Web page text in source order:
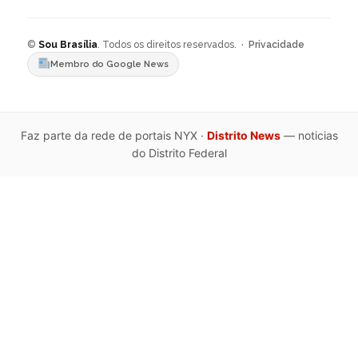
© Sou Brasília. Todos os direitos reservados. · Privacidade
Membro do Google News
Faz parte da rede de portais NYX · Distrito News— noticias
do Distrito Federal